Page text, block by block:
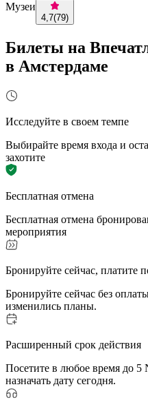
Музеи
4,7(79)
Билеты на
в Амстердаме
Исследуйте в своем темпе
Выбирайте время входа и
захотите
Бесплатная отмена
Бесплатная отмена
мероприятия
Бронируйте сейчас, платите
Бронируйте сейчас без
изменились планы.
Расширенный срок действия
Посетите в любое время до 5
назначать дату сегодня.